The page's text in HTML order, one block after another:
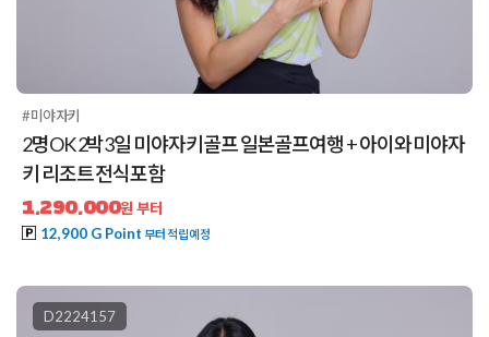
#미야자키
2명OK 2박3일 미야자키골프 일본골프여행 + 아이와 미야자
키 리조트 전식포함
1,290,000원 부터
12,900 G Point 부터 적립예정
D2224157